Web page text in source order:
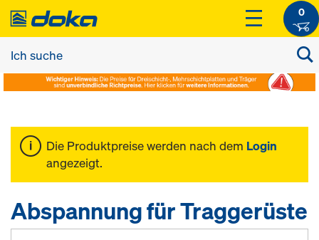
0
Die Produktpreise werden nach dem Login
angezeigt.
Abspannung für Traggerüste